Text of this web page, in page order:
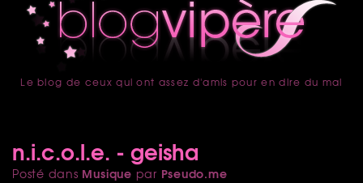
accueil
Le blog de ceux qui ont assez d'amis pour en dire du mal
n.i.c.o.l.e. - geisha
Posté dans Musique par Pseudo.me